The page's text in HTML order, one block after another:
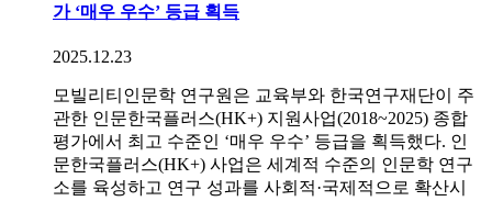
가 ‘매우 우수’ 등급 획득
2025.12.23
모빌리티인문학 연구원은 교육부와 한국연구재단이 주
관한 인문한국플러스(HK+) 지원사업(2018~2025) 종합
평가에서 최고 수준인 ‘매우 우수’ 등급을 획득했다. 인
문한국플러스(HK+) 사업은 세계적 수준의 인문학 연구
소를 육성하고 연구 성과를 사회적·국제적으로 확산시